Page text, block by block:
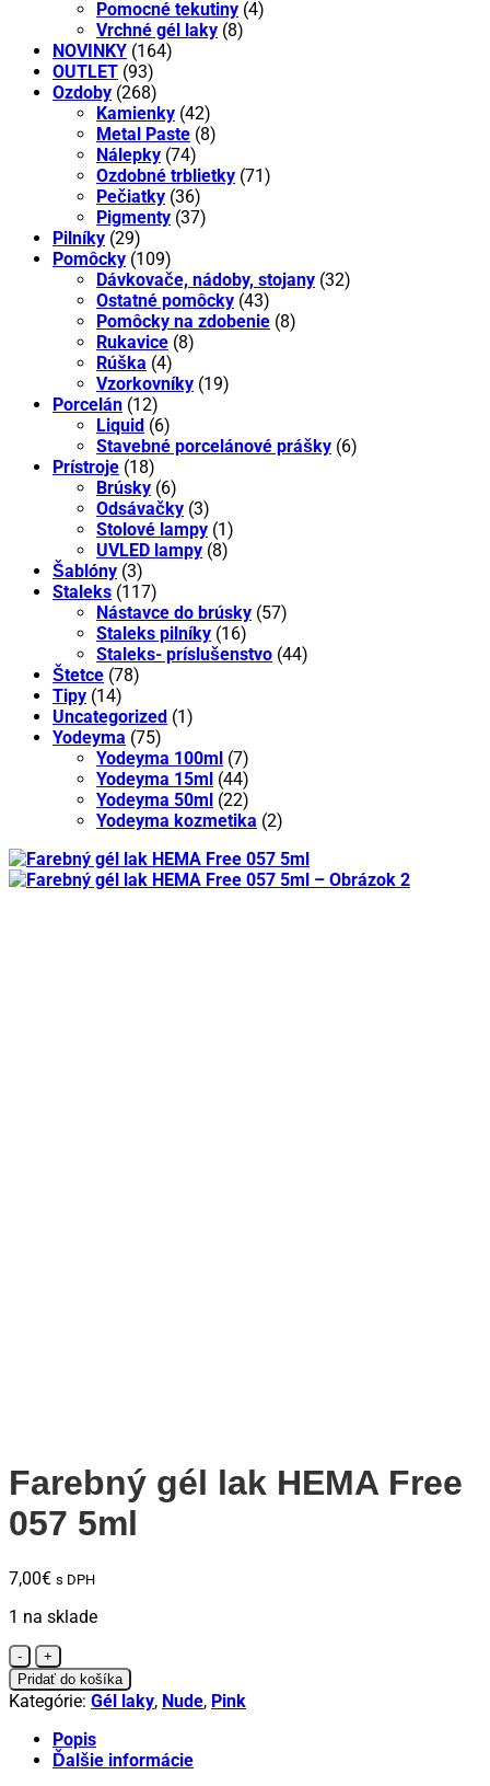
Pomocné tekutiny (4)
Vrchné gél laky (8)
NOVINKY (164)
OUTLET (93)
Ozdoby (268)
Kamienky (42)
Metal Paste (8)
Nálepky (74)
Ozdobné trblietky (71)
Pečiatky (36)
Pigmenty (37)
Pilníky (29)
Pomôcky (109)
Dávkovače, nádoby, stojany (32)
Ostatné pomôcky (43)
Pomôcky na zdobenie (8)
Rukavice (8)
Rúška (4)
Vzorkovníky (19)
Porcelán (12)
Liquid (6)
Stavebné porcelánové prášky (6)
Prístroje (18)
Brúsky (6)
Odsávačky (3)
Stolové lampy (1)
UVLED lampy (8)
Šablóny (3)
Staleks (117)
Nástavce do brúsky (57)
Staleks pilníky (16)
Staleks- príslušenstvo (44)
Štetce (78)
Tipy (14)
Uncategorized (1)
Yodeyma (75)
Yodeyma 100ml (7)
Yodeyma 15ml (44)
Yodeyma 50ml (22)
Yodeyma kozmetika (2)
Farebný gél lak HEMA Free
057 5ml
7,00€ s DPH
1 na sklade
množstvo
Farebný
gél
lak
HEMA
Free
Pridať do košíka
Kategórie: Gél laky, Nude, Pink
Popis
Ďalšie informácie